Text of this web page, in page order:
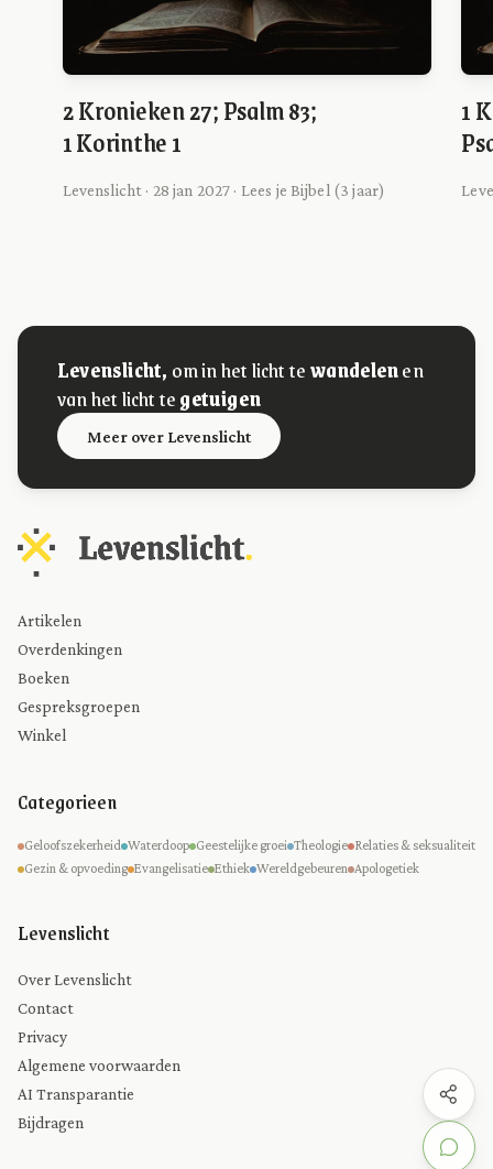
2 Kronieken 27; Psalm 83;
1 Korinthe 1
Levenslicht · 28 jan 2027 · Lees je Bijbel (3 jaar)
1
Levenslicht, om in het licht tewandelenen
van het licht tegetuigen
Meer over Levenslicht
Artikelen
Overdenkingen
Boeken
Gespreksgroepen
Winkel
Categorieen
Geloofszekerheid Waterdoop Geestelijke groei Theologie Relaties & seksualiteit
Gezin & opvoeding Evangelisatie Ethiek Wereldgebeuren Apologetiek
Levenslicht
Over Levenslicht
Contact
Privacy
Algemene voorwaarden
AI Transparantie
Bijdragen